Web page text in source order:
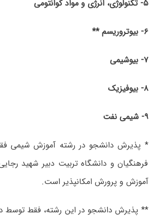
۵- تکنولوژی، انرژی و مواد کوانتومی
۶- بیوتروریسم **
۷- بیوشیمی
۸- بیوفیزیک
۹- شیمی نفت
* پذیرش دانشجو در رشته آموزش شیمی
فرهنگیان و دانشگاه تربیت دبیر شهید
آموزش و پرورش امکانپذیر است.
** پذیرش دانشجو در این رشته، فقط توسط